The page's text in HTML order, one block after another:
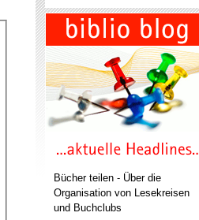
Bücher teilen - Über die
Organisation von Lesekreisen
und Buchclubs